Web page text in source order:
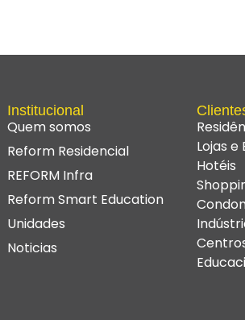
Institucional
Quem somos
Reform Residencial
REFORM Infra
Reform Smart Education
Unidades
Noticias
Lojas e
Hotéis